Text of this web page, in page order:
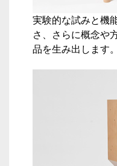
実験的な試みと機
さ、さらに概念や
品を生み出します。